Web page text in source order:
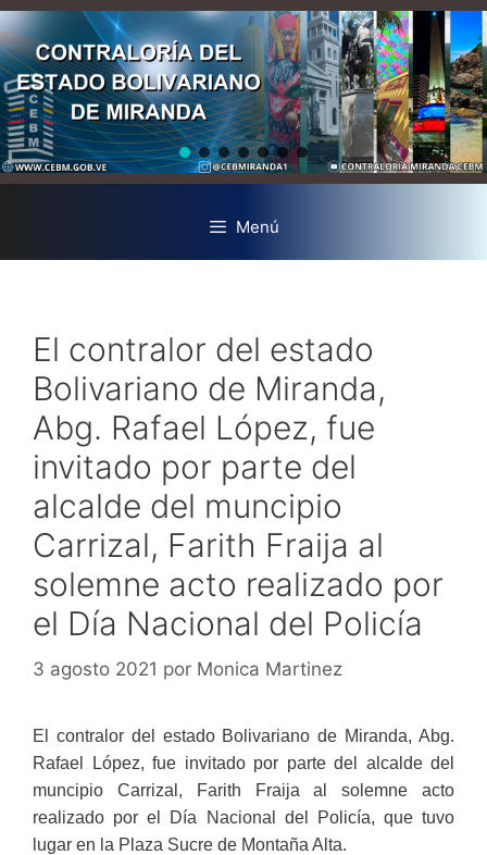
Menú
El contralor del estado
Bolivariano de Miranda,
Abg. Rafael López, fue
invitado por parte del
alcalde del muncipio
Carrizal, Farith Fraija al
solemne acto realizado por
el Día Nacional del Policía
3 agosto 2021 por Monica Martinez
El contralor del estado Bolivariano de Miranda, Abg.
Rafael López, fue invitado por parte del alcalde del
muncipio Carrizal, Farith Fraija al solemne acto
realizado por el Día Nacional del Policía, que tuvo
lugar en la Plaza Sucre de Montaña Alta.